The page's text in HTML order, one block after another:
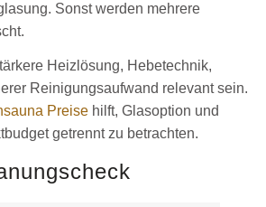
Sonst werden mehrere
Heizlösung, Hebetechnik,
Reinigungsaufwand relevant sein.
Preise hilft, Glasoption und
getrennt zu betrachten.